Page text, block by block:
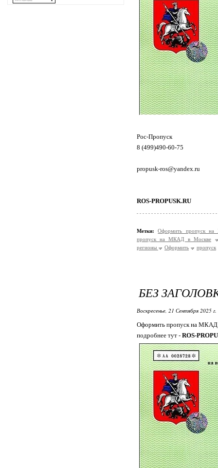
Рос-Пропуск
8 (499)490-60-75
propusk-ros@yandex.ru
ROS-PROPUSK.RU
Метки:
Оформить пропуск
пропуск на МКАД в Москве
регионы
Оформить пропуск
БЕЗ
Воскресенье, 21 Сентября 2025
Оформить пропуск на МКАД
подробнее тут - ROS-